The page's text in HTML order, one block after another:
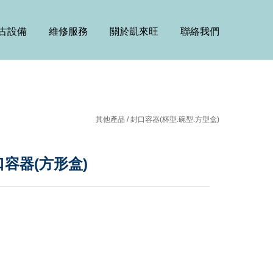
設備 維修服務 關於凱來旺 聯絡我們
其他產品 /封口容器(杯型.碗型.方型盒)
容器(方形盒)